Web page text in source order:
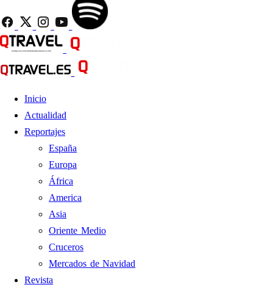
Inicio
Actualidad
Reportajes
España
Europa
África
America
Asia
Oriente Medio
Cruceros
Mercados de Navidad
Revista